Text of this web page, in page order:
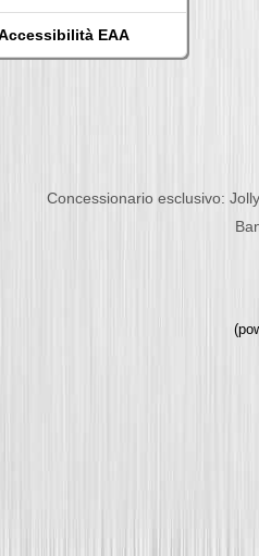
EAA
Concessionario esclusivo: